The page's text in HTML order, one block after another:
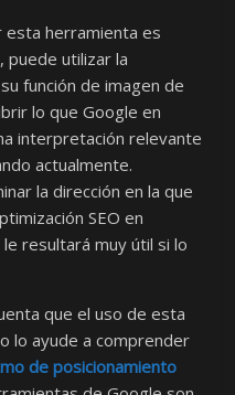
esta herramienta es
puede utilizar la
función de imagen de
lo que Google en
interpretación relevante
actualmente.
la dirección en la que
SEO en
resultará muy útil si lo
que el uso de esta
lo ayude a comprender
de posicionamiento